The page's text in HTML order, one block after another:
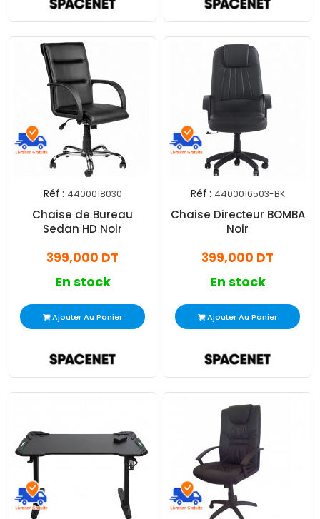
Réf : 4400018030
Chaise de Bureau
Sedan HD Noir
399,000 DT
En stock
Ajouter Au Panier
Réf : 4400016503-BK
Chaise Directeur BOMBA
Noir
399,000 DT
En stock
Ajouter Au Panier